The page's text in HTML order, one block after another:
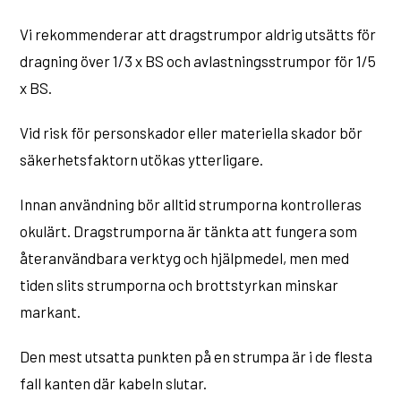
Vi rekommenderar att dragstrumpor aldrig utsätts för
dragning över 1/3 x BS och avlastningsstrumpor för 1/5
x BS.
Vid risk för personskador eller materiella skador bör
säkerhetsfaktorn utökas ytterligare.
Innan användning bör alltid strumporna kontrolleras
okulärt. Dragstrumporna är tänkta att fungera som
återanvändbara verktyg och hjälpmedel, men med
tiden slits strumporna och brottstyrkan minskar
markant.
Den mest utsatta punkten på en strumpa är i de flesta
fall kanten där kabeln slutar.